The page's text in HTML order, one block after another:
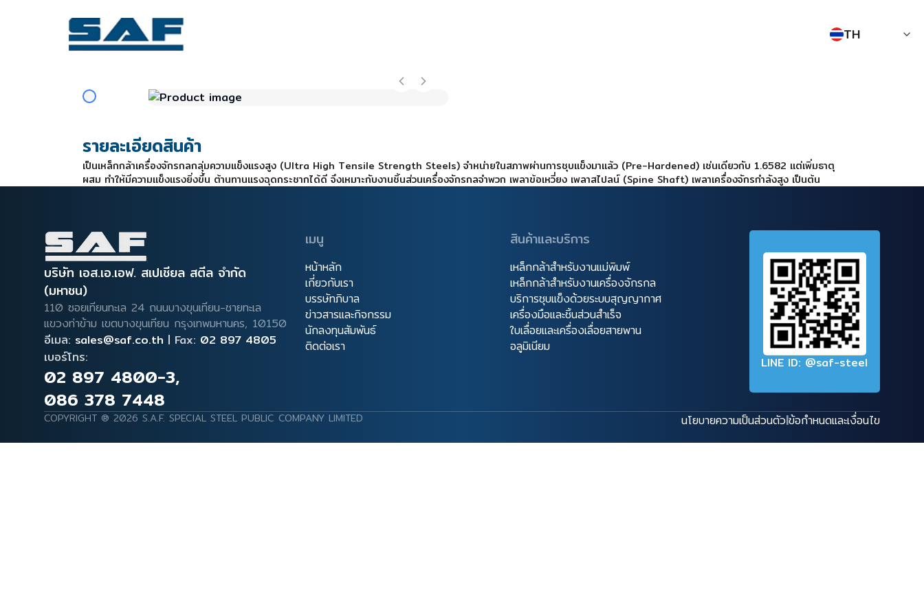
TH
รายละเอียดสินค้า
เป็นเหล็กกล้าเครื่องจักรกลกลุ่มความแข็งแรงสูง (Ultra High Tensile Strength Steels) จำหน่ายในสภาพผ่านการชุบแข็งมาแล้ว (Pre-Hardened) เช่นเดียวกับ 1.6582 แต่เพิ่มธาตุ
ผสม ทำให้มีความแข็งแรงยิ่งขึ้น ต้านทานแรงฉุดกระชากได้ดี จึงเหมาะกับงานชิ้นส่วนเครื่องจักรกลจำพวก เพลาข้อเหวี่ยง เพลาสไปลน์ (Spine Shaft) เพลาเครื่องจักรกำลังสูง เป็นต้น
บริษัท เอส.เอ.เอฟ. สเปเชียล สตีล จำกัด
(มหาชน)
110 ซอยเทียนทะเล 24 ถนนบางขุนเทียน-ชายทะเล
แขวงท่าข้าม เขตบางขุนเทียน กรุงเทพมหานคร, 10150
อีเมล: sales@saf.co.th | Fax: 02 897 4805
เบอร์โทร:
02 897 4800-3,
086 378 7448
เมนู
หน้าหลัก
เกี่ยวกับเรา
บรรษัทภิบาล
ข่าวสารและกิจกรรม
นักลงทุนสัมพันธ์
ติดต่อเรา
สินค้าและบริการ
เหล็กกล้าสำหรับงานแม่พิมพ์
เหล็กกล้าสำหรับงานเครื่องจักรกล
บริการชุบแข็งด้วยระบบสุญญากาศ
เครื่องมือและชิ้นส่วนสำเร็จ
ใบเลื่อยและเครื่องเลื่อยสายพาน
อลูมิเนียม
LINE ID: @saf-steel
COPYRIGHT ® 2026 S.A.F. SPECIAL STEEL PUBLIC COMPANY LIMITED นโยบายความเป็นส่วนตัว|ข้อกำหนดและเงื่อนไข